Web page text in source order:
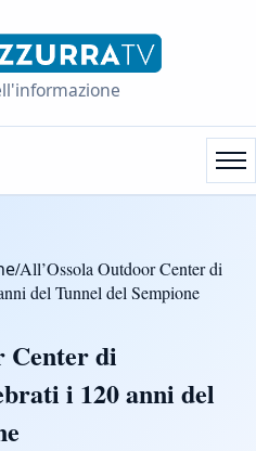
/All’Ossola Outdoor Center di
del Tunnel del Sempione
Center di
i 120 anni del